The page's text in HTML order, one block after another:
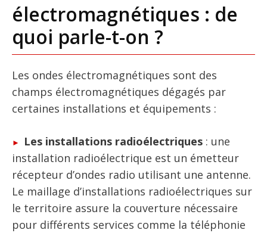
électromagnétiques : de
quoi parle-t-on ?
Les ondes électromagnétiques sont des
champs électromagnétiques dégagés par
certaines installations et équipements :
Les installations radioélectriques: une
installation radioélectrique est un émetteur
récepteur d’ondes radio utilisant une antenne.
Le maillage d’installations radioélectriques sur
le territoire assure la couverture nécessaire
pour différents services comme la téléphonie